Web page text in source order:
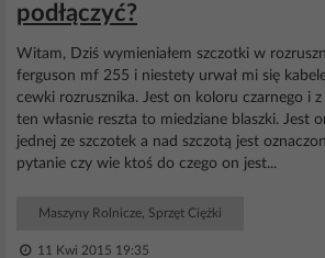
podłączyć?
Witam, Dziś wymieniałem szczotki w
ferguson mf 255 i niestety urwał mi się
cewki rozrusznika. Jest on koloru czarnego i
ten własnie reszta to miedziane blaszki. Jest
jednej ze szczotek a nad szczotą jest
pytanie czy wie ktoś do czego on jest...
Maszyny Rolnicze, Sprzęt Ciężki
11 Kwi 2015 19:35